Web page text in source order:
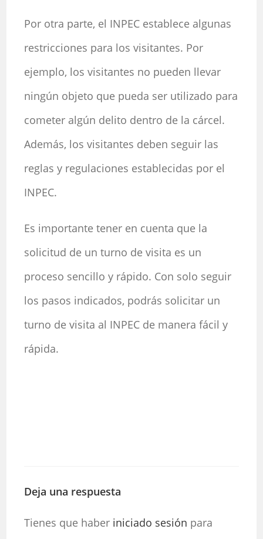
Por otra parte, el INPEC establece algunas
restricciones para los visitantes. Por
ejemplo, los visitantes no pueden llevar
ningún objeto que pueda ser utilizado para
cometer algún delito dentro de la cárcel.
Además, los visitantes deben seguir las
reglas y regulaciones establecidas por el
INPEC.
Es importante tener en cuenta que la
solicitud de un turno de visita es un
proceso sencillo y rápido. Con solo seguir
los pasos indicados, podrás solicitar un
turno de visita al INPEC de manera fácil y
rápida.
Deja una respuesta
Tienes que haber iniciado sesión para